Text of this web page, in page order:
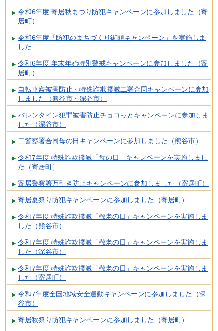
令和6年度 寄居秋まつり防犯キャンペーンに参加しました（寄
居町）
令和6年度「防犯のまちづくり街頭キャンペーン」を実施しま
した
令和6年度 年末年始特別警戒キャンペーンに参加しました（寄
居町）
自転車盗被害防止・特殊詐欺撲滅二署合同キャンペーンに参加
しました（熊谷市・深谷市）
バレンタイン犯罪被害防止チョコっとキャンペーンに参加しま
した（深谷市）
二警察署合同母の日キャンペーンに参加しました（熊谷市）
令和7年度 特殊詐欺撲滅「母の日」キャンペーンを実施しまし
た（寄居町）
寄居警察署万引き防止キャンペーンに参加しました（寄居町）
寄居夏祭り防犯キャンペーンに参加しました（寄居町）
令和7年度 特殊詐欺撲滅「敬老の日」キャンペーンを実施しま
した（熊谷市）
令和7年度 特殊詐欺撲滅「敬老の日」キャンペーンを実施しま
した（深谷市）
令和7年度 特殊詐欺撲滅「敬老の日」キャンペーンを実施しま
した（寄居町）
令和7年度全国地域安全運動キャンペーンに参加しました（深
谷市）
寄居秋祭り防犯キャンペーンに参加しました（寄居町）